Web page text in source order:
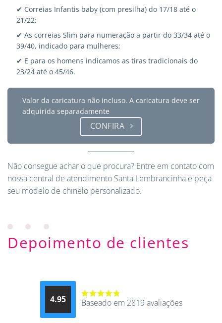
✔ Correias Infantis baby (com presilha) do 17/18 até o
21/22;
✔ As correias Slim para numeração a partir do 33/34 até o
39/40, indicado para mulheres;
✔ E para os homens indicamos as tiras tradicionais do
23/24 até o 45/46.
Valor da caricatura não incluso. A caricatura deve ser
adquirida separadamente
CONFIRA
Não consegue achar o que procura? Entre em contato com
nossa central de atendimento Santa Lembrancinha e peça
seu modelo de chinelo personalizado.
Depoimento de clientes
4.95
Avaliação
Baseado em 2819 avaliações